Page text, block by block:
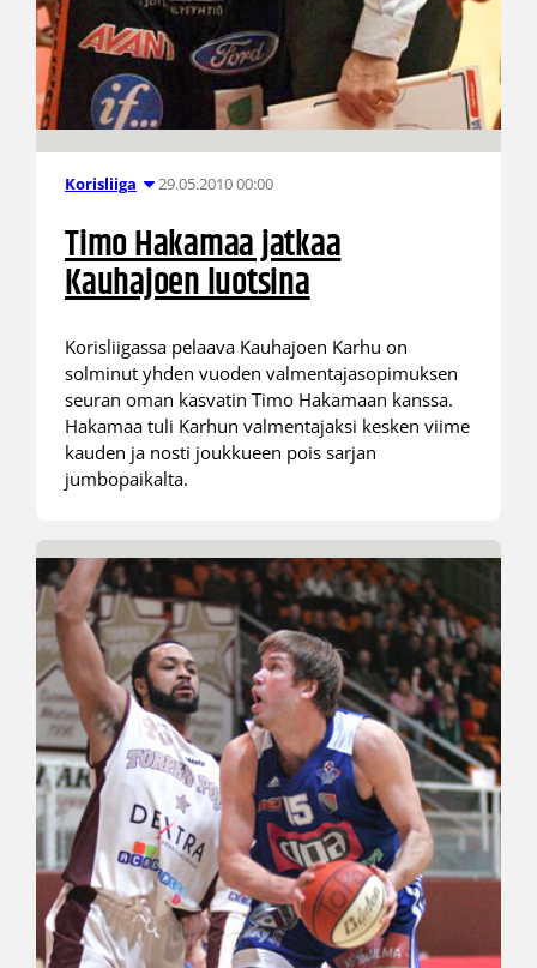
Korisliiga 29.05.2010 00:00
Timo Hakamaa jatkaa
Kauhajoen luotsina
Korisliigassa pelaava Kauhajoen Karhu on
solminut yhden vuoden valmentajasopimuksen
seuran oman kasvatin Timo Hakamaan kanssa.
Hakamaa tuli Karhun valmentajaksi kesken viime
kauden ja nosti joukkueen pois sarjan
jumbopaikalta.